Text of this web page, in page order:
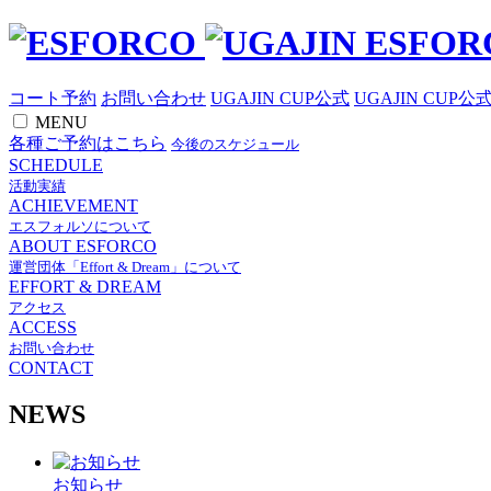
コート予約 お問い合わせ UGAJIN CUP公式 UGAJIN CUP公
MENU
各種ご予約はこちら 今後のスケジュール
SCHEDULE
活動実績
ACHIEVEMENT
エスフォルソについて
ABOUT ESFORCO
運営団体「Effort & Dream」について
EFFORT & DREAM
アクセス
ACCESS
お問い合わせ
CONTACT
NEWS
お知らせ